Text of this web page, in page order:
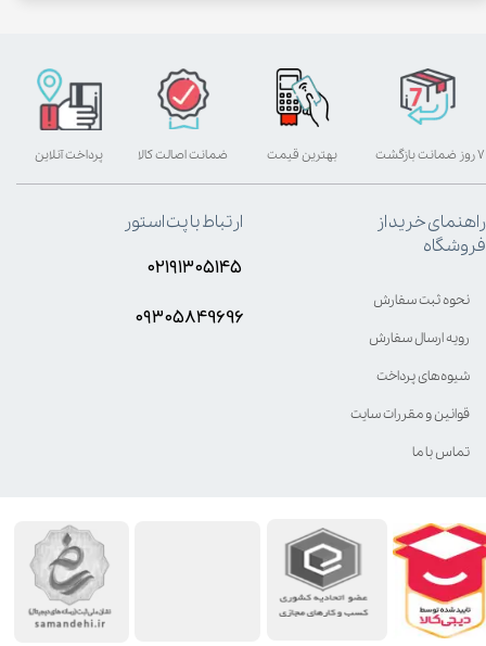
بهترین قیمت پرداخت آنلاین ۷ روز ضمانت بازگشت ضمانت اصالت کالا
راهنمای خرید از
فروشگاه
نحوه ثبت سفارش
رویه ارسال سفارش
شیوه‌های پرداخت
قوانین و مقررات سایت
تماس با ما
ارتباط با پت استور
۰۲۱۹۱۳۰۵۱۴۵
۰۹۳۰۵8۴9696